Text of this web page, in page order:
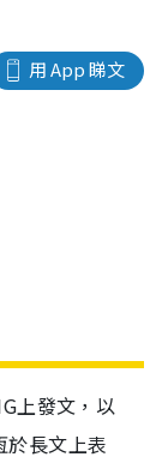
用 App 睇文
上發文，以
於長文上表